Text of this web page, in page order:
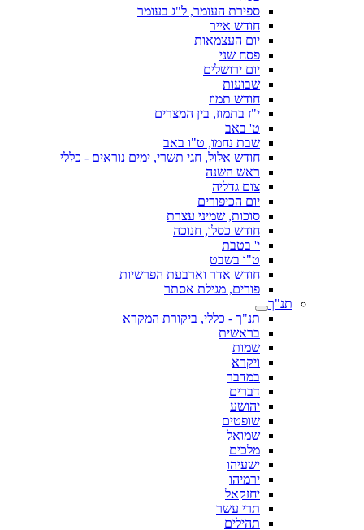
ספירת העומר, ל"ג בעומר
חודש אייר
יום העצמאות
פסח שני
יום ירושלים
שבועות
חודש תמוז
י"ז בתמוז, בין המצרים
ט' באב
שבת נחמו, ט"ו באב
חודש אלול, חגי תשרי, ימים נוראים - כללי
ראש השנה
צום גדליה
יום הכיפורים
סוכות, שמיני עצרת
חודש כסלו, חנוכה
י' בטבת
ט"ו בשבט
חודש אדר וארבעת הפרשיות
פורים, מגילת אסתר
תנ"ך
תנ"ך - כללי, ביקורת המקרא
בראשית
שמות
ויקרא
במדבר
דברים
יהושע
שופטים
שמואל
מלכים
ישעיהו
ירמיהו
יחזקאל
תרי עשר
תהילים